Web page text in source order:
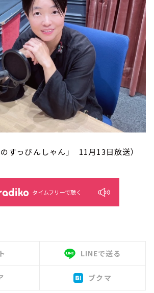
のすっぴんしゃん」 11月13日放送）
タイムフリーで聴く
LINEで送る
ブクマ